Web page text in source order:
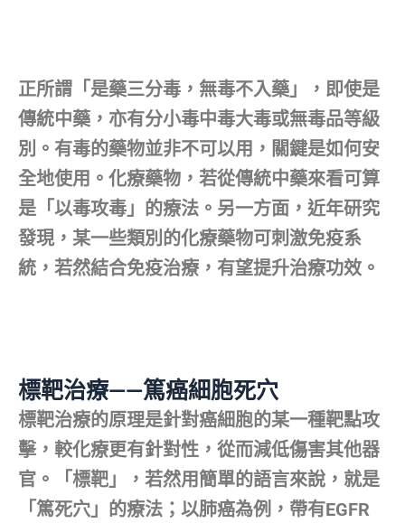
正所謂「是藥三分毒，無毒不入藥」，即使是
傳統中藥，亦有分小毒中毒大毒或無毒品等級
別。有毒的藥物並非不可以用，關鍵是如何安
全地使用。化療藥物，若從傳統中藥來看可算
是「以毒攻毒」的療法。另一方面，近年研究
發現，某一些類別的化療藥物可刺激免疫系
統，若然結合免疫治療，有望提升治療功效。
標靶治療——篤癌細胞死穴
標靶治療的原理是針對癌細胞的某一種靶點攻
擊，較化療更有針對性，從而減低傷害其他器
官。「標靶」，若然用簡單的語言來說，就是
「篤死穴」的療法；以肺癌為例，帶有EGFR